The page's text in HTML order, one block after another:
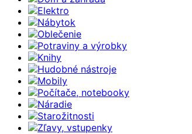
Elektro
Nábytok
Oblečenie
Potraviny a výrobky
Knihy
Hudobné nástroje
Mobily
Počítače, notebooky
Náradie
Starožitnosti
Zľavy, vstupenky